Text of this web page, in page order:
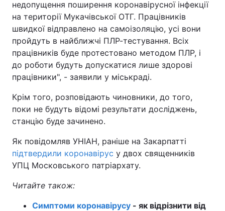
недопущення поширення коронавірусної інфекції
на території Мукачівської ОТГ. Працівників
швидкої відправлено на самоізоляцію, усі вони
пройдуть в найближчі ПЛР-тестування. Всіх
працівників буде протестовано методом ПЛР, і
до роботи будуть допускатися лише здорові
працівники", - заявили у міськраді.
Крім того, розповідають чиновники, до того,
поки не будуть відомі результати досліджень,
станцію буде зачинено.
Як повідомляв УНІАН, раніше на Закарпатті
підтвердили коронавірус у двох священників
УПЦ Московського патріархату.
Читайте також:
Симптоми коронавірусу - як відрізнити від